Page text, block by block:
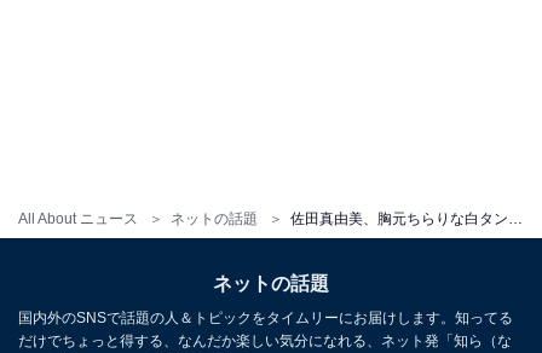
All About ニュース ネットの話題
ネットの話題
国内外のSNSで話題の人＆トピックをタイムリーにお届けします。知ってる
だけでちょっと得する、なんだか楽しい気分になれる、ネット発「知ら（な